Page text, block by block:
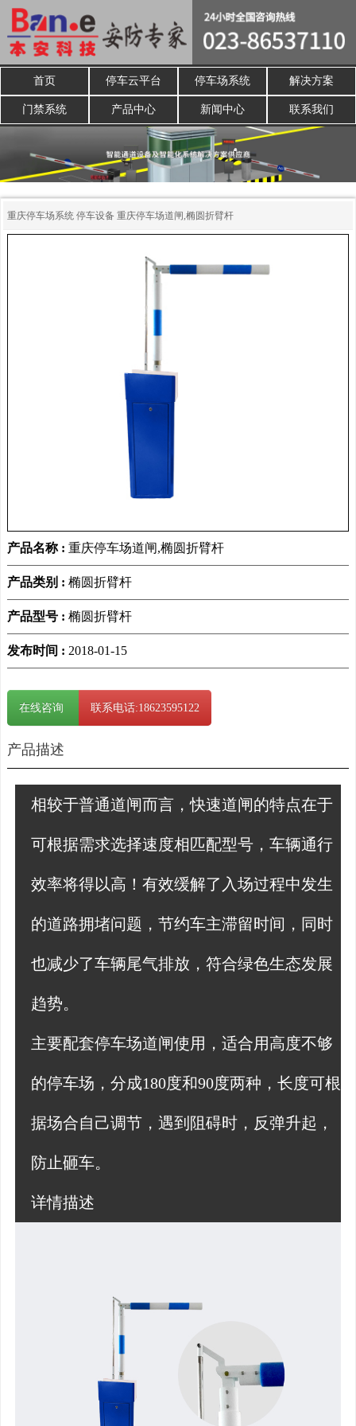
首页 停车云平台 停车场系统 解决方案
门禁系统 产品中心 新闻中心 联系我们
重庆停车场系统 停车设备 重庆停车场道闸,椭圆折臂杆
产品名称 : 重庆停车场道闸,椭圆折臂杆
产品类别 : 椭圆折臂杆
产品型号 : 椭圆折臂杆
发布时间 : 2018-01-15
在线咨询 联系电话:18623595122
产品描述
相较于普通道闸而言，快速道闸的特点在于
可根据需求选择速度相匹配型号，车辆通行
效率将得以高！有效缓解了入场过程中发生
的道路拥堵问题，节约车主滞留时间，同时
也减少了车辆尾气排放，符合绿色生态发展
趋势。
主要配套停车场道闸使用，适合用高度不够
的停车场，分成180度和90度两种，长度可根
据场合自己调节，遇到阻碍时，反弹升起，
防止砸车。
详情描述